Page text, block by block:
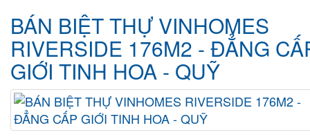
BÁN BIỆT THỰ VINHOMES
RIVERSIDE 176M2 - ĐẲNG
GIỚI TINH HOA - QUỸ